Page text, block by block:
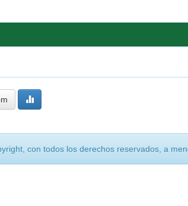
con todos los derechos reservados, a